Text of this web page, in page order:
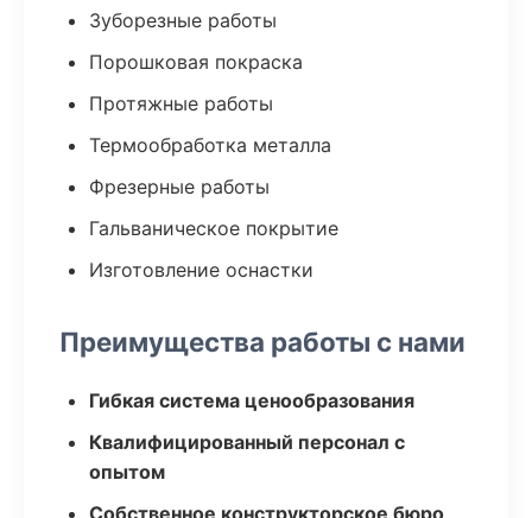
Зуборезные работы
Порошковая покраска
Протяжные работы
Термообработка металла
Фрезерные работы
Гальваническое покрытие
Изготовление оснастки
Преимущества работы с нами
Гибкая система ценообразования
Квалифицированный персонал с
опытом
Собственное конструкторское бюро